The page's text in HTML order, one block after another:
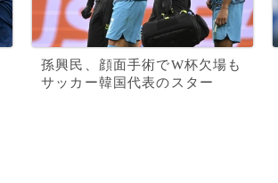
孫興民、顔面手術でW杯欠場も
サッカー韓国代表のスター